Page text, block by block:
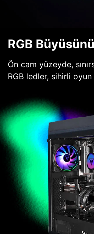
RGB
Ön cam yüzeyde,
RGB ledler, sihirli